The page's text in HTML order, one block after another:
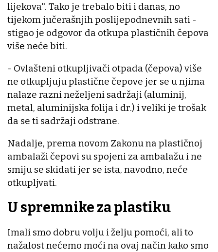
lijekova". Tako je trebalo biti i danas, no
tijekom jučerašnjih poslijepodnevnih sati -
stigao je odgovor da otkupa plastičnih čepova
više neće biti.
- Ovlašteni otkupljivači otpada (čepova) više
ne otkupljuju plastične čepove jer se u njima
nalaze razni neželjeni sadržaji (aluminij,
metal, aluminijska folija i dr.) i veliki je trošak
da se ti sadržaji odstrane.
Nadalje, prema novom Zakonu na plastičnoj
ambalaži čepovi su spojeni za ambalažu i ne
smiju se skidati jer se ista, navodno, neće
otkupljvati.
U spremnike za plastiku
Imali smo dobru volju i želju pomoći, ali to
nažalost nećemo moći na ovaj način kako smo